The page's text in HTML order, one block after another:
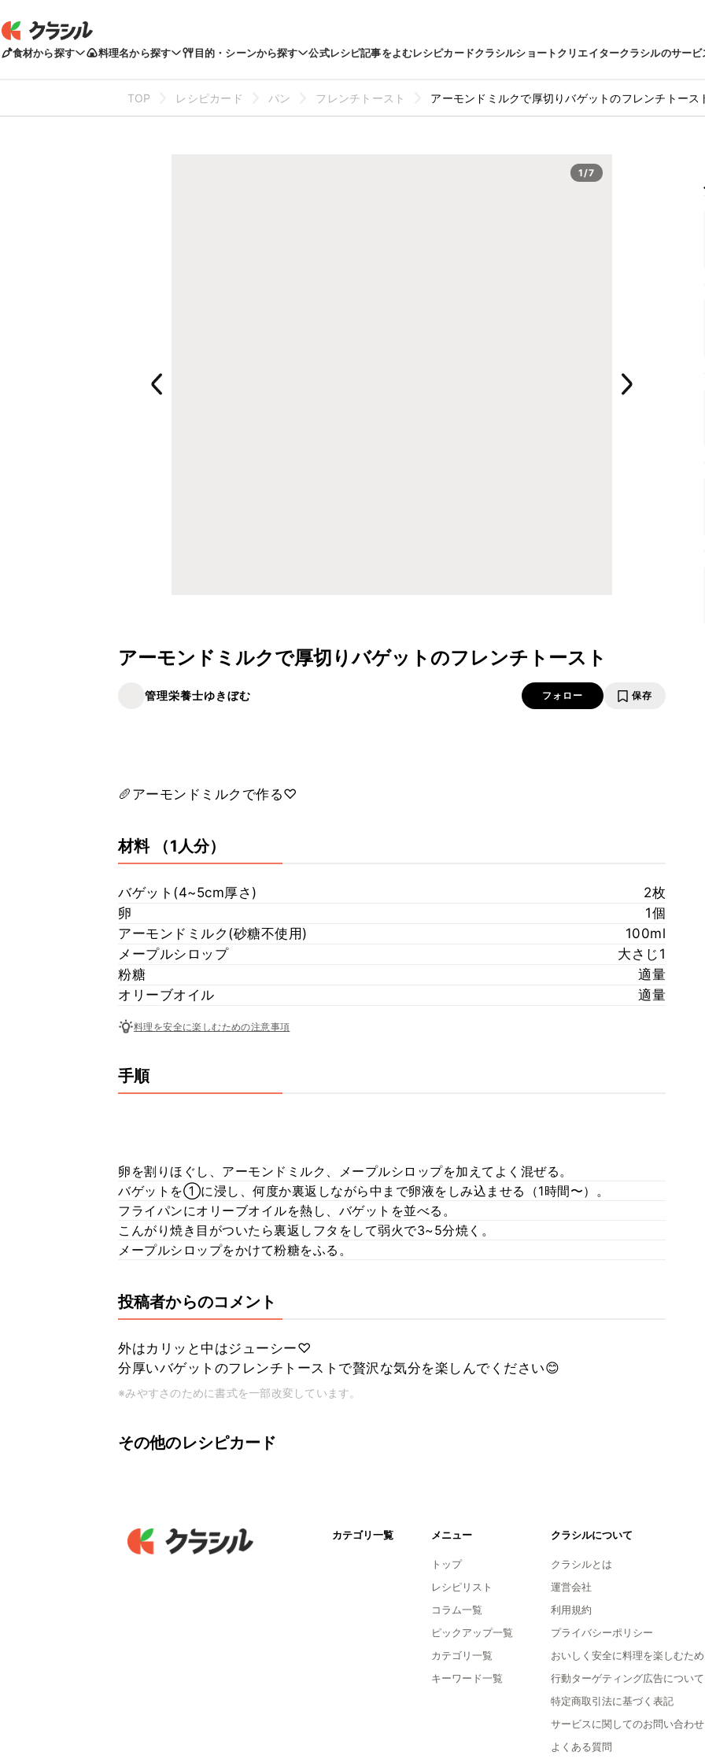
食材から探す 料理名から探す 目的・シーンから探す 公式レシピ記事をよむレシピカードクラシルショートクリエイタークラシルのサービ
TOP レシピカード パン フレンチトースト アーモンドミルクで厚切りバゲットのフレンチトース
1/7
アーモンドミルクで厚切りバゲットのフレンチトースト
管理栄養士ゆきぼむ フォロー 保存
🥖アーモンドミルクで作る♡
材料 （1人分）
バゲット(4~5cm厚さ)
2枚
卵
1個
アーモンドミルク(砂糖不使用)
100ml
メープルシロップ
大さじ1
粉糖
適量
オリーブオイル
適量
料理を安全に楽しむための注意事項
手順
卵を割りほぐし、アーモンドミルク、メープルシロップを加えてよく混ぜる。
バゲットを①に浸し、何度か裏返しながら中まで卵液をしみ込ませる（1時間〜）。
フライパンにオリーブオイルを熱し、バゲットを並べる。
こんがり焼き目がついたら裏返しフタをして弱火で3~5分焼く。
メープルシロップをかけて粉糖をふる。
投稿者からのコメント
外はカリッと中はジューシー♡
分厚いバゲットのフレンチトーストで贅沢な気分を楽しんでください😊
※みやすさのために書式を一部改変しています。
その他のレシピカード
カテゴリ一覧 メニュー
トップ
レシピリスト
コラム一覧
ピックアップ一覧
カテゴリ一覧
キーワード一覧
クラシルについて
クラシルとは
運営会社
利用規約
プライバシーポリシー
おいしく安全に料理を楽しむため
行動ターゲティング広告について
特定商取引法に基づく表記
サービスに関してのお問い合わせ
よくある質問